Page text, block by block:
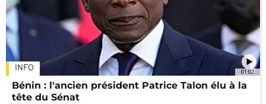
01:02
INFO
Bénin : l'ancien président Patrice Talon élu à la
tête du Sénat